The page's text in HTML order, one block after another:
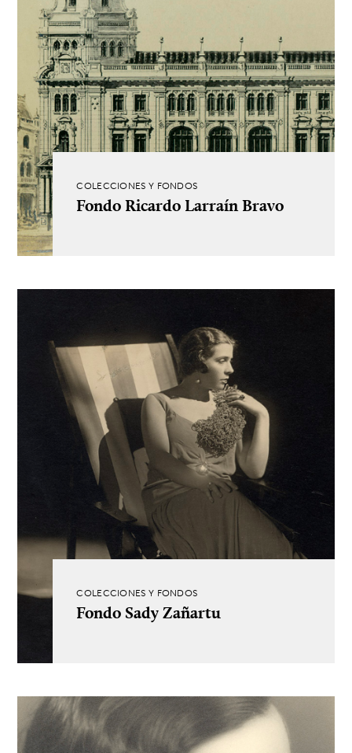
COLECCIONES Y FONDOS
Fondo Ricardo Larraín Bravo
COLECCIONES Y FONDOS
Fondo Sady Zañartu